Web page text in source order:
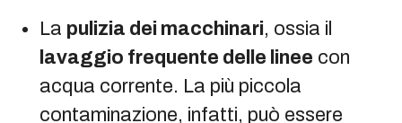
La pulizia dei macchinari, ossia il
lavaggio frequente delle linee con
acqua corrente. La più piccola
contaminazione, infatti, può essere